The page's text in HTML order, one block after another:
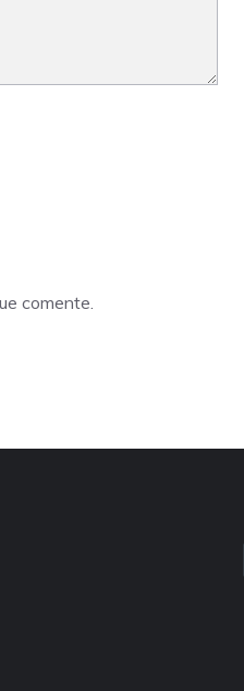
comente.